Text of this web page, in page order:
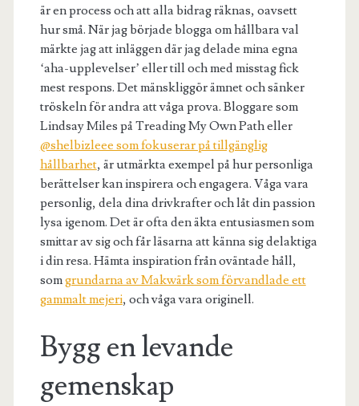
är en process och att alla bidrag räknas, oavsett
hur små. När jag började blogga om hållbara val
märkte jag att inläggen där jag delade mina egna
‘aha-upplevelser’ eller till och med misstag fick
mest respons. Det mänskliggör ämnet och sänker
tröskeln för andra att våga prova. Bloggare som
Lindsay Miles på Treading My Own Path eller
@shelbizleee som fokuserar på tillgänglig
hållbarhet, är utmärkta exempel på hur personliga
berättelser kan inspirera och engagera. Våga vara
personlig, dela dina drivkrafter och låt din passion
lysa igenom. Det är ofta den äkta entusiasmen som
smittar av sig och får läsarna att känna sig delaktiga
i din resa. Hämta inspiration från oväntade håll,
somgrundarna av Makwärk som förvandlade ett
gammalt mejeri, och våga vara originell.
Bygg en levande
gemenskap